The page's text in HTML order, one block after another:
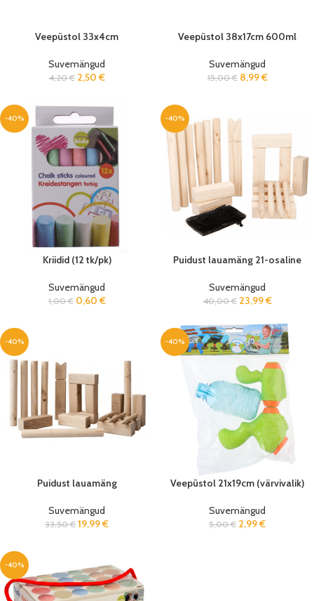
Veepüstol 33x4cm
Suvemängud
4,20€ 2,50 €
Veepüstol 38x17cm 600ml
Suvemängud
15,00€ 8,99€
-40%
Kriidid (12 tk/pk)
Suvemängud
1,00€ 0,60 €
-40%
Puidust lauamäng 21-osaline
Suvemängud
40,00€ 23,99€
-40%
Puidust lauamäng
Suvemängud
33,50€ 19,99€
-40%
Veepüstol 21x19cm (värvivalik)
Suvemängud
5,00€ 2,99€
-40%